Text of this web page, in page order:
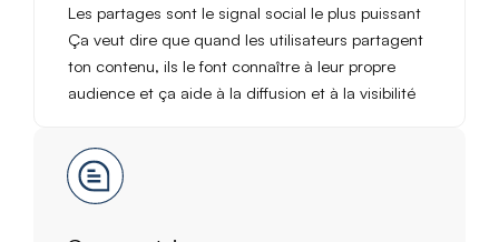
Les partages sont le signal social le plus puissant
Ça veut dire que quand les utilisateurs partagent
ton contenu, ils le font connaître à leur propre
audience et ça aide à la diffusion et à la visibilité